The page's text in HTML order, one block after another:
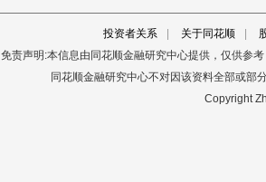
投资者关系 关于同花顺
免责声明:本信息由同花顺金融研究中心提供，仅供参
同花顺金融研究中心不对因该资料全部或部
Copyright